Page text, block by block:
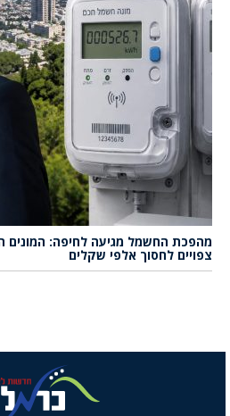
מהפכת החשמל מגיעה לחיפה: המונים
צפויים לחסוך אלפי שקלים